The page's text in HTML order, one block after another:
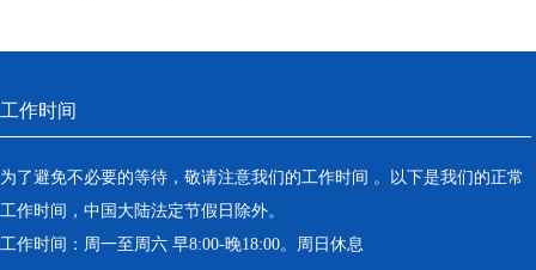
工作时间
为了避免不必要的等待，敬请注意我们的工作时间 。以下是我们的正常
工作时间，中国大陆法定节假日除外。
工作时间：周一至周六 早8:00-晚18:00。周日休息